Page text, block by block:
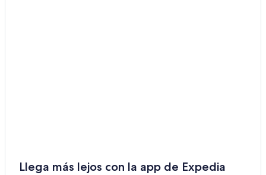
Llega más lejos con la app de Expedia